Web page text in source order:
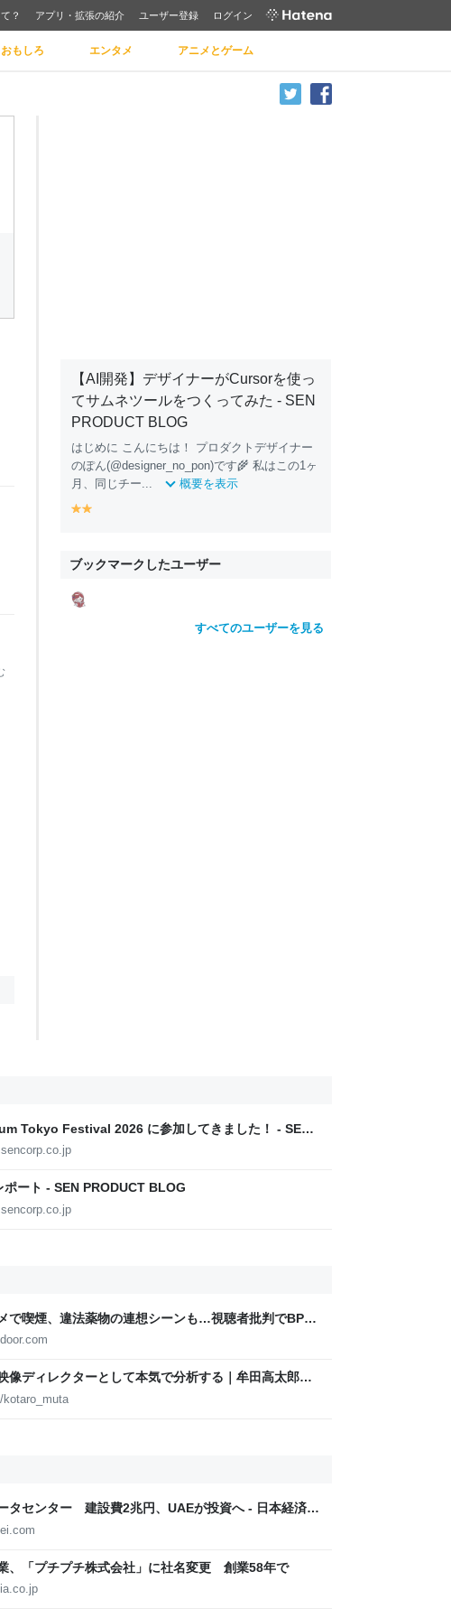
？ アプリ・拡張の紹介 ユーザー登録 ログイン
おもしろ エンタメ アニメとゲーム
【AI開発】デザイナーがCursorを使っ
てサムネツールをつくってみた - SEN
PRODUCT BLOG
はじめに こんにちは！ プロダクトデザイナー
のぽん(@designer_no_pon)です🌾 私はこの1ヶ
月、同じチー...
概要を表示
y
oo
ブックマークしたユーザー
すべてのユーザーを見る
Tokyo Festival 2026 に参加してきました！ - SEN
ート - SEN PRODUCT BLOG
で喫煙、違法薬物の連想シーンも…視聴者批判でBPO
放送しないほうが」 - ライブドアニュース
像ディレクターとして本気で分析する｜牟田高太郎｜
kotaro_muta
タセンター 建設費2兆円、UAEが投資へ - 日本経済新
、「プチプチ株式会社」に社名変更 創業58年で